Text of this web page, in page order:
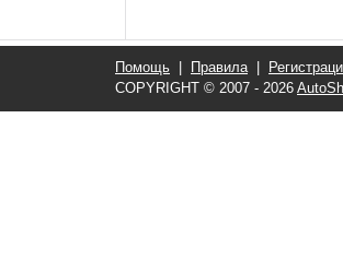
Помощь Правила|
COPYRIGHT © 2007 - 2026